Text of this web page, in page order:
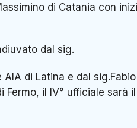
di Catania con
dal sig.
di Latina e dal sig.Fabio
Fermo, il IV° ufficiale sarà il